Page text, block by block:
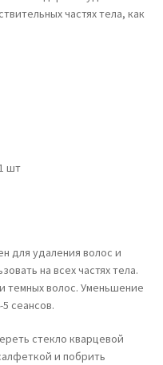
частях тела, как
шт
для удаления волос и
на всех частях тела.
темных волос. Уменьшение
сеансов.
стекло кварцевой
и побрить